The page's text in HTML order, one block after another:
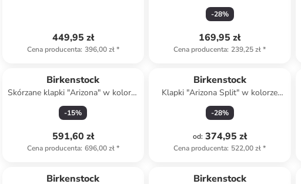
449,95 zł
Cena producenta: 396,00 zł*
-28%
169,95 zł
Cena producenta: 239,25 zł*
Birkenstock
Skórzane klapki "Arizona" w kolorze
kremowym
-15%
591,60 zł
Cena producenta: 696,00 zł*
Birkenstock
Klapki "Arizona Split" w kolorze
czarnym
-28%
od: 374,95 zł
Cena producenta: 522,00 zł*
Birkenstock Birkenstock